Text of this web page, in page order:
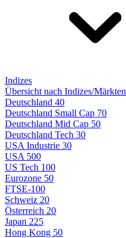
Indizes
Übersicht nach Indizes/Märkten
Deutschland 40
Deutschland Small Cap 70
Deutschland Mid Cap 50
Deutschland Tech 30
USA Industrie 30
USA 500
US Tech 100
Eurozone 50
FTSE-100
Schweiz 20
Österreich 20
Japan 225
Hong Kong 50